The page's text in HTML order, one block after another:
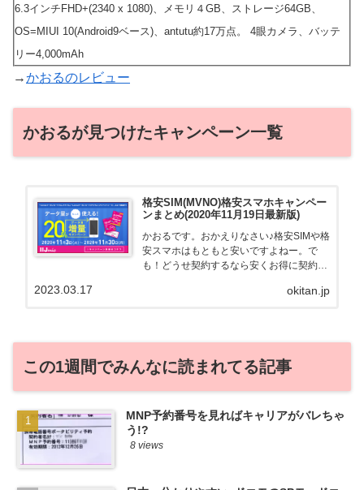
6.3インチFHD+(2340 x 1080)、メモリ４GB、ストレージ64GB、
OS=MIUI 10(Android9ベース)、antutu約17万点。 4眼カメラ、バッテ
リー4,000mAh
→かおるのレビュー
かおるが見つけたキャンペーン一覧
格安SIM(MVNO)格安スマホキャンペー
ンまとめ(2020年11月19日最新版)
かおるです。おかえりなさい♪格安SIMや格
安スマホはもともと安いですよねー。で
も！どうせ契約するなら安くお得に契約し
る自身も、そういう案件を常に狙ってます
okitan.jp
2023.03.17
この1週間でみんなに読まれてる記事
MNP予約番号を見ればキャリアがバレちゃ
う!?
8 views